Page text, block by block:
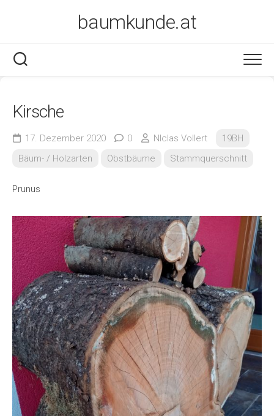
baumkunde.at
Kirsche
17. Dezember 2020 0 NIclas Vollert
19BH
Bäum- / Holzarten
Obstbäume Stammquerschnitt
Prunus